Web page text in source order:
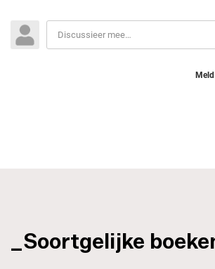
_Soortgelijke